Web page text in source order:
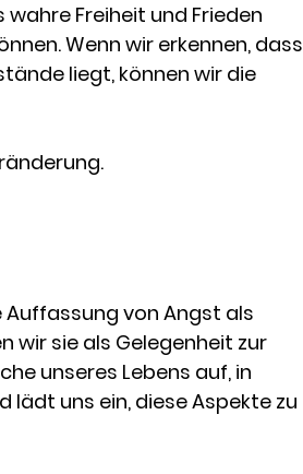
Freiheit und Frieden
Wenn wir erkennen, dass
liegt, können wir die
von Angst als
wir sie als Gelegenheit zur
unseres Lebens auf, in
lädt uns ein, diese Aspekte zu